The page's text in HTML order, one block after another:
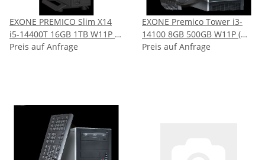
EXONE PREMICO Slim X14
i5-14400T 16GB 1TB W11P (
152707 )
Preis auf Anfrage
EXONE Premico Tower i3-
14100 8GB 500GB W11P (
151952 )
Preis auf Anfrage